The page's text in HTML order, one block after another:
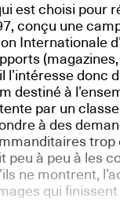
est choisi pour
conçu une
Internationale
donc
destiné à
tente par un
à des
peu à peu à les
ne montrent,
qui